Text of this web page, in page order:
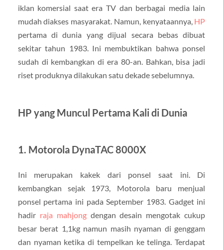
iklan komersial saat era TV dan berbagai media lain
mudah diakses masyarakat. Namun, kenyataannya, HP
pertama di dunia yang dijual secara bebas dibuat
sekitar tahun 1983. Ini membuktikan bahwa ponsel
sudah di kembangkan di era 80-an. Bahkan, bisa jadi
riset produknya dilakukan satu dekade sebelumnya.
HP yang Muncul Pertama Kali di Dunia
1. Motorola DynaTAC 8000X
Ini merupakan kakek dari ponsel saat ini. Di
kembangkan sejak 1973, Motorola baru menjual
ponsel pertama ini pada September 1983. Gadget ini
hadir raja mahjongdengan desain mengotak cukup
besar berat 1,1kg namun masih nyaman di genggam
dan nyaman ketika di tempelkan ke telinga. Terdapat